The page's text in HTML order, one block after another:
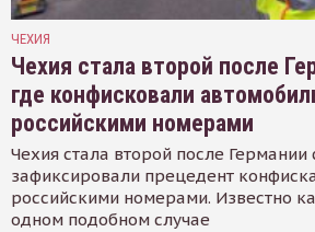
ЧЕХИЯ
Чехия стала второй после
где конфисковали
российскими номерами
Чехия стала второй после Германии
зафиксировали прецедент
российскими номерами. Известно
одном подобном случае